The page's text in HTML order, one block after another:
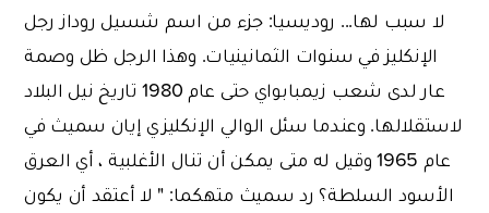
لا سبب لها... روديسيا: جزء من اسم شسيل روداز رجل
الإنكليز في سنوات الثمانينيات. وهذا الرجل ظل وصمة
عار لدى شعب زيمبابواي حتى عام 1980 تاريخ نيل البلاد
لاستقلالها. وعندما سئل الوالي الإنكليزي إيان سميث في
عام 1965 وقيل له متى يمكن أن تنال الأغلبية ، أي العرق
الأسود السلطة؟ رد سميث متهكما: " لا أعتقد أن يكون